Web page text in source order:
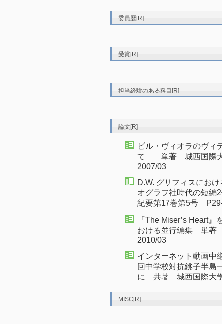
委員歴[R]
受賞[R]
担当経験のある科目[R]
論文[R]
ビル・ヴィオラのヴィ
て 単著 城西国際大
2007/03
D.W. グリフィスにお
オグラフ社時代の短
紀要第17巻第5号
『The Miser’s Heart
おける並行編集 単
2010/03
インターネット動画
回中学校対抗銚子半島
に 共著 城西国際大
MISC[R]